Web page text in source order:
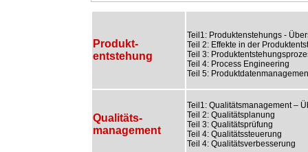
Produkt-
entstehung
Teil1: Produktenstehungs -
Teil 2: Effekte in der
Teil 3:
Teil 4: Process Engineering
Teil 5:
Qualitäts-
management
Teil1: Qualitätsmanagement –
Teil 2: Qualitätsplanung
Teil 3: Qualitätsprüfung
Teil 4: Qualitätssteuerung
Teil 4: Qualitätsverbesserung